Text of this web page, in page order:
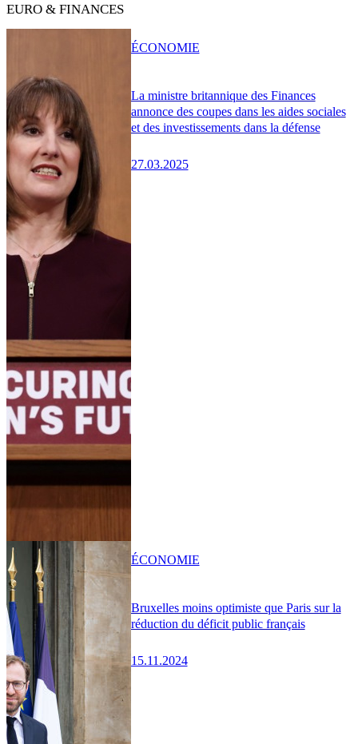
EURO & FINANCES
La ministre britannique des Finances
annonce des coupes dans les aides sociales
et des investissements dans la défense
27.03.2025
ÉCONOMIE
Bruxelles moins optimiste que Paris sur la
réduction du déficit public français
15.11.2024
ÉCONOMIE